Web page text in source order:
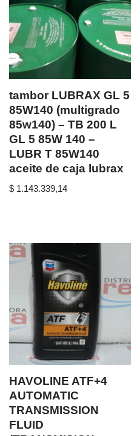
tambor LUBRAX GL 5
85W140 (multigrado
85w140) – TB 200 L
GL 5 85W 140 –
LUBR T 85W140
aceite de caja lubrax
$ 1.143.339,14
HAVOLINE ATF+4
AUTOMATIC
TRANSMISSION
FLUID